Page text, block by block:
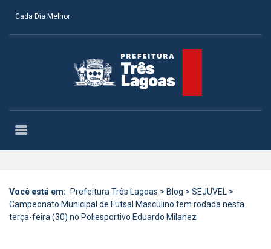
Cada Dia Melhor
Você está em: Prefeitura Três Lagoas > Blog > SEJUVEL >
Campeonato Municipal de Futsal Masculino tem rodada nesta
terça-feira (30) no Poliesportivo Eduardo Milanez